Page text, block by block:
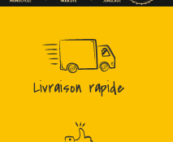
Livraison rapide